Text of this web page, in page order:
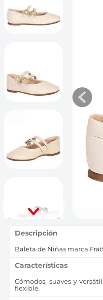
Descripción
Baleta de Niñas marca
Características
Cómodos, suaves y
flexible.